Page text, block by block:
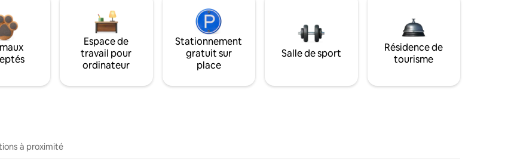
Espace de
travail pour
ordinateur
Stationnement
gratuit sur
place
Salle de sport
Résidence de
tourisme
à proximité